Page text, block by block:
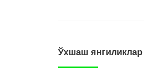
Ўхшаш янгиликлар